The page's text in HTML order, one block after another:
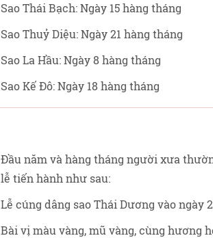
Sao Thái Bạch: Ngày 15 hàng tháng
Sao Thuỷ Diệu: Ngày 21 hàng tháng
Sao La Hầu: Ngày 8 hàng tháng
Sao Kế Đô: Ngày 18 hàng tháng
Đầu năm và hàng tháng người xưa
lễ tiến hành như sau:
Lễ cúng dâng sao Thái Dương vào ngày
Bài vị màu vàng, mũ vàng, cùng hương